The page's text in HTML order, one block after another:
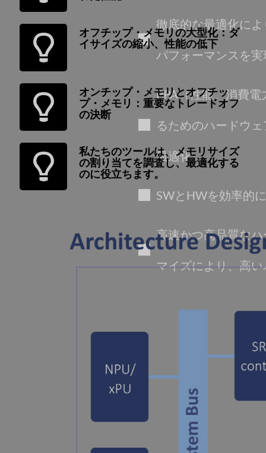
徹底的な最適化に
パフォーマンスを実
PPA（性能、消費
るためのハードウ
最適化
SWとHWを効率的
高速かつ高品質な
マイズにより、高
オフチップ・メモリの大型化：ダ
イサイズの縮小、性能の低下
オンチップ・メモリとオフチッ
プ・メモリ：重要なトレードオフ
の決断
私たちのツールは、メモリサイズ
の割り当てを調査し、最適化する
のに役立ちます。